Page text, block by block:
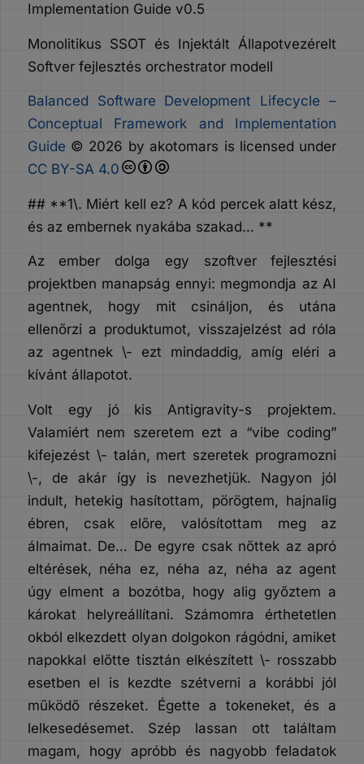
Implementation Guide v0.5
Monolitikus SSOT és Injektált Állapotvezérelt
Softver fejlesztés orchestrator modell
Balanced Software Development Lifecycle –
Conceptual Framework and Implementation
Guide © 2026 by akotomars is licensed under
CC BY-SA 4.0
## **1\. Miért kell ez? A kód percek alatt kész,
és az embernek nyakába szakad… **
Az ember dolga egy szoftver fejlesztési
projektben manapság ennyi: megmondja az AI
agentnek, hogy mit csináljon, és utána
ellenőrzi a produktumot, visszajelzést ad róla
az agentnek \- ezt mindaddig, amíg eléri a
kívánt állapotot.
Volt egy jó kis Antigravity-s projektem.
Valamiért nem szeretem ezt a “vibe coding”
kifejezést \- talán, mert szeretek programozni
\-, de akár így is nevezhetjük. Nagyon jól
indult, hetekig hasítottam, pörögtem, hajnalig
ébren, csak előre, valósítottam meg az
álmaimat. De… De egyre csak nőttek az apró
eltérések, néha ez, néha az, néha az agent
úgy elment a bozótba, hogy alig győztem a
károkat helyreállítani. Számomra érthetetlen
okból elkezdett olyan dolgokon rágódni, amiket
napokkal előtte tisztán elkészített \- rosszabb
esetben el is kezdte szétverni a korábbi jól
működő részeket. Égette a tokeneket, és a
lelkesedésemet. Szép lassan ott találtam
magam, hogy apróbb és nagyobb feladatok